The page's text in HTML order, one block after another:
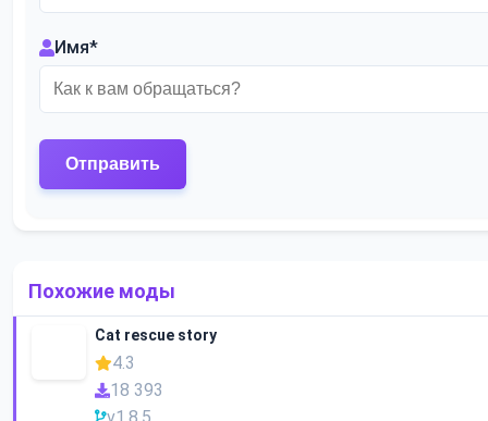
Имя*
Похожие моды
Cat rescue story
4.3
18 393